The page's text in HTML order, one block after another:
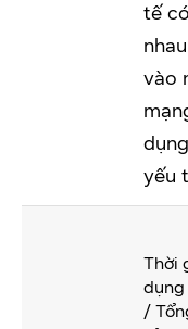
tế
vào
yếu
Thời
/